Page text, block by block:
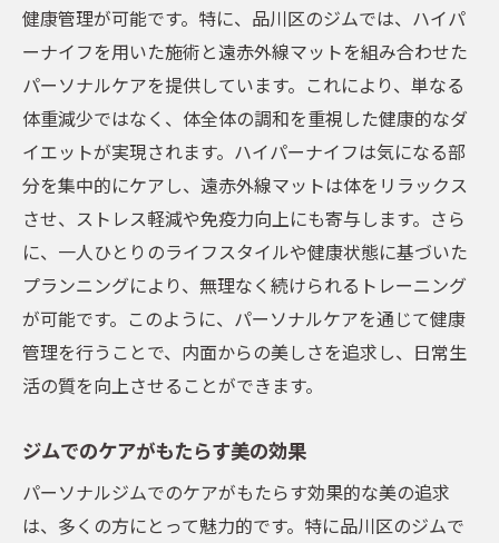
健康管理が可能です。特に、品川区のジムでは、ハイパ
ーナイフを用いた施術と遠赤外線マットを組み合わせた
パーソナルケアを提供しています。これにより、単なる
体重減少ではなく、体全体の調和を重視した健康的なダ
イエットが実現されます。ハイパーナイフは気になる部
分を集中的にケアし、遠赤外線マットは体をリラックス
させ、ストレス軽減や免疫力向上にも寄与します。さら
に、一人ひとりのライフスタイルや健康状態に基づいた
プランニングにより、無理なく続けられるトレーニング
が可能です。このように、パーソナルケアを通じて健康
管理を行うことで、内面からの美しさを追求し、日常生
活の質を向上させることができます。
ジムでのケアがもたらす美の効果
パーソナルジムでのケアがもたらす効果的な美の追求
は、多くの方にとって魅力的です。特に品川区のジムで